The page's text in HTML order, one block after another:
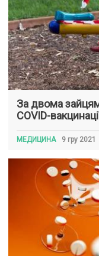
За двома
COVID-
МЕДИЦИНА 9 гру 2021